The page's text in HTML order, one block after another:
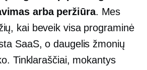
arba peržiūra. Mes
kai beveik visa programinė
SaaS, o daugelis žmonių
Tinklaraščiai, mokantys